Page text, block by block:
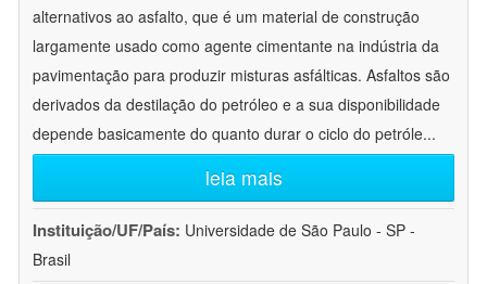
alternativos ao asfalto, que é um material de construção
largamente usado como agente cimentante na indústria da
pavimentação para produzir misturas asfálticas. Asfaltos são
derivados da destilação do petróleo e a sua disponibilidade
depende basicamente do quanto durar o ciclo do petróle...
leia mais
Instituição/UF/País: Universidade de São Paulo - SP -
Brasil